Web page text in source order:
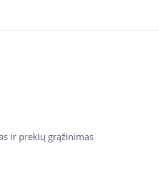
ir prekių grąžinimas